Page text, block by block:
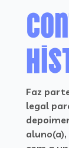
Faz
legal